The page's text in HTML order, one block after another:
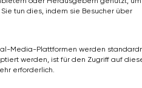
tun dies, indem sie Besucher über
Media-Plattformen werden
werden, ist für den Zugriff auf
erforderlich.